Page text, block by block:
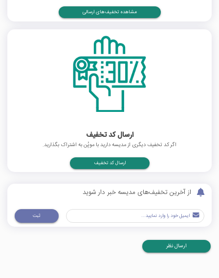
مشاهده تخفیف‌های ارسالی
ارسال کد تخفیف
اگر کد تخفیف دیگری از مدیسه دارید با موپُن به اشتراک بگذارید.
ارسال کد تخفیف
از آخرین تخفیف‌های مدیسه خبر دار شوید
ثبت
ارسال نظر